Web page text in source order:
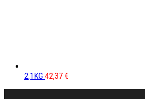
2,1KG 42,37 €